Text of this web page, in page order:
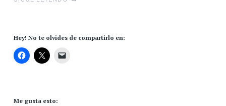
Hey! No te olvides de compartirlo en:
Me gusta esto: